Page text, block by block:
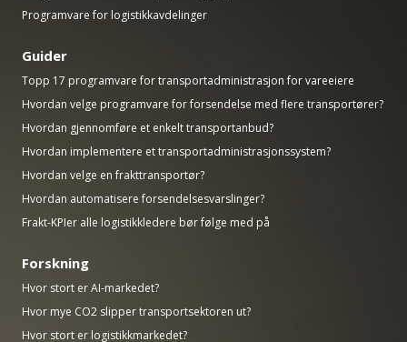
Programvare for logistikkavdelinger
Guider
Topp 17 programvare for transportadministrasjon for vareeiere
Hvordan velge programvare for forsendelse med flere transportører?
Hvordan gjennomføre et enkelt transportanbud?
Hvordan implementere et transportadministrasjonssystem?
Hvordan velge en frakttransportør?
Hvordan automatisere forsendelsesvarslinger?
Frakt-KPIer alle logistikkledere bør følge med på
Forskning
Hvor stort er AI-markedet?
Hvor mye CO2 slipper transportsektoren ut?
Hvor stort er logistikkmarkedet?